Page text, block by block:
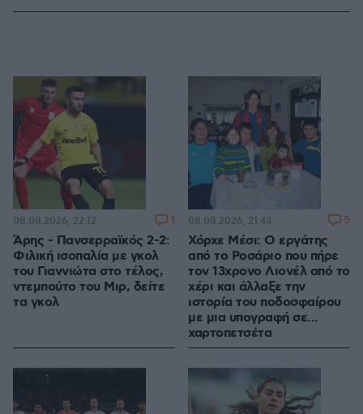
Άρης - Πανσερραϊκός 2-2:
Φιλική ισοπαλία με γκολ
του Γιαννιώτα στο τέλος,
ντεμπούτο του Μιρ, δείτε
τα γκολ
08.08.2026, 22:12 1
Χόρχε Μέσι: Ο εργάτης
από το Ροσάριο που πήρε
τον 13χρονο Λιονέλ από το
χέρι και άλλαξε την
ιστορία του ποδοσφαίρου
με μια υπογραφή σε...
χαρτοπετσέτα
08.08.2026, 21:43 5